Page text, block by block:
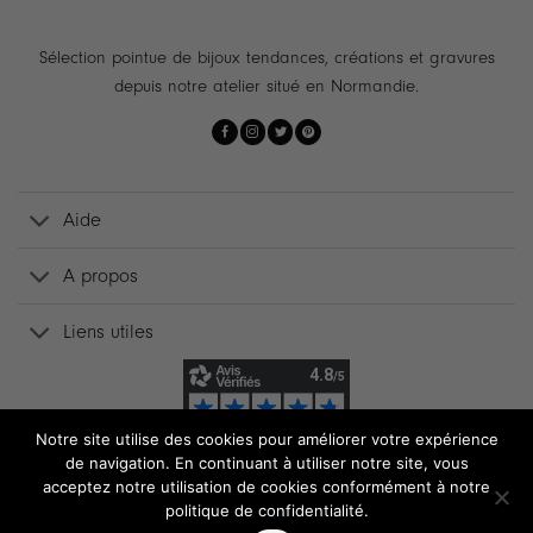
Sélection pointue de bijoux tendances, créations et gravures
depuis notre atelier situé en Normandie.
Aide
A propos
Liens utiles
Notre site utilise des cookies pour améliorer votre expérience
de navigation. En continuant à utiliser notre site, vous
acceptez notre utilisation de cookies conformément à notre
politique de confidentialité.